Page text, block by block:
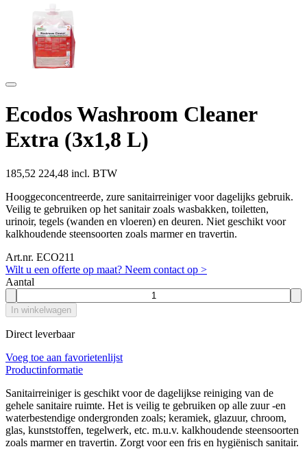
Ecodos Washroom Cleaner
Extra (3x1,8 L)
185,52 224,48 incl. BTW
Hooggeconcentreerde, zure sanitairreiniger voor dagelijks gebruik.
Veilig te gebruiken op het sanitair zoals wasbakken, toiletten,
urinoir, tegels (wanden en vloeren) en deuren. Niet geschikt voor
kalkhoudende steensoorten zoals marmer en travertin.
Art.nr. ECO211
Wilt u een offerte op maat? Neem contact op >
Aantal
In winkelwagen
Direct leverbaar
Voeg toe aan favorietenlijst
Productinformatie
Sanitairreiniger is geschikt voor de dagelijkse reiniging van de
gehele sanitaire ruimte. Het is veilig te gebruiken op alle zuur -en
waterbestendige ondergronden zoals; keramiek, glazuur, chroom,
glas, kunststoffen, tegelwerk, etc. m.u.v. kalkhoudende steensoorten
zoals marmer en travertin. Zorgt voor een fris en hygiënisch sanitair.